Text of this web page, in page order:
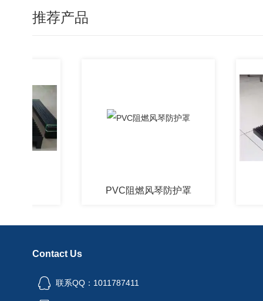
推荐产品
PVC阻燃风琴防护罩
Contact Us
联系QQ：1011787411